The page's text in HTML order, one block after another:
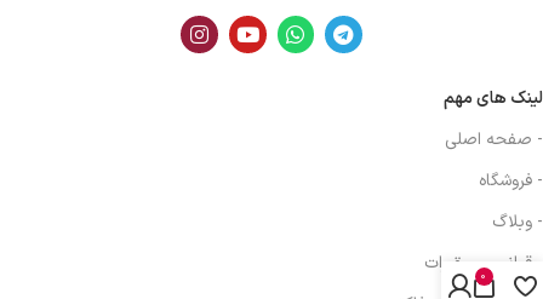
لینک های مهم
- صفحه اصلی
- فروشگاه
- وبلاگ
- قوانین و مقررات
0